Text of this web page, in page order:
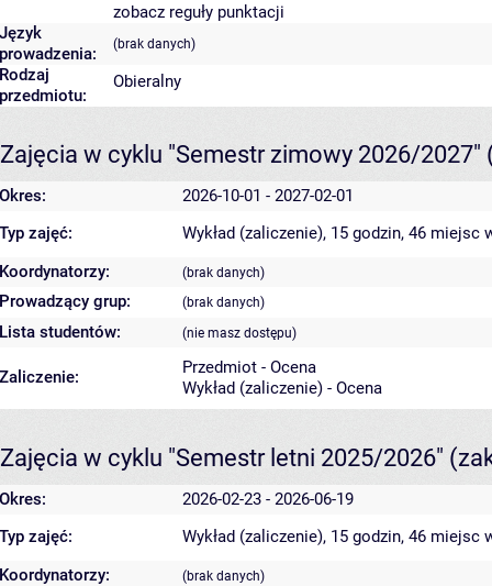
zobacz reguły punktacji
Język
prowadzenia:
(brak danych)
Rodzaj
przedmiotu:
Obieralny
Zajęcia w cyklu "Semestr zimowy 2026/2027"
Okres:
2026-10-01 - 2027-02-01
Typ zajęć:
Wykład (zaliczenie), 15 godzin, 46 miejsc
Koordynatorzy:
(brak danych)
Prowadzący grup: (brak danych)
Lista studentów: (nie masz dostępu)
Zaliczenie:
Przedmiot - Ocena
Wykład (zaliczenie) - Ocena
Zajęcia w cyklu "Semestr letni 2025/2026"
Okres:
2026-02-23 - 2026-06-19
Typ zajęć:
Wykład (zaliczenie), 15 godzin, 46 miejsc
Koordynatorzy:
(brak danych)